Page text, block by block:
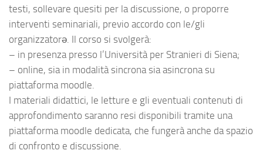
testi, sollevare quesiti per la discussione, o proporre
interventi seminariali, previo accordo con le/gli
organizzatorə. Il corso si svolgerà:
– in presenza presso l’Università per Stranieri di Siena;
– online, sia in modalità sincrona sia asincrona su
piattaforma moodle.
I materiali didattici, le letture e gli eventuali contenuti di
approfondimento saranno resi disponibili tramite una
piattaforma moodle dedicata, che fungerà anche da spazio
di confronto e discussione.